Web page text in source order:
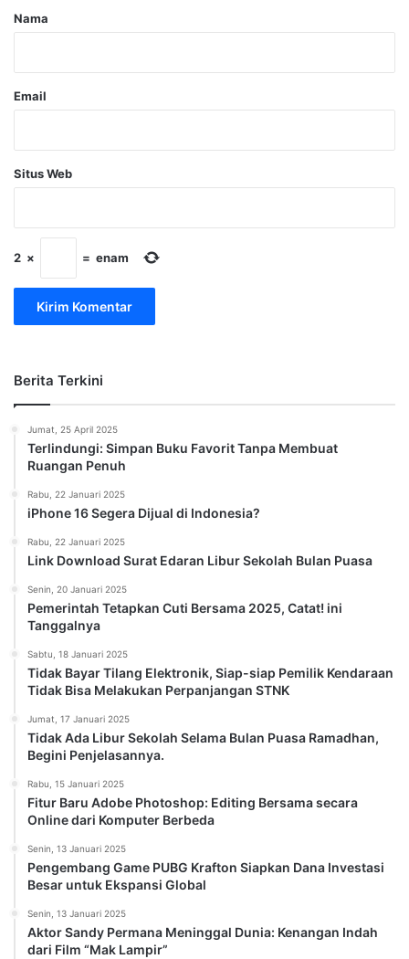
r
Nama
Email
Situs Web
2 × = enam
Berita Terkini
Jumat, 25 April 2025
Terlindungi: Simpan Buku Favorit Tanpa Membuat
Ruangan Penuh
Rabu, 22 Januari 2025
iPhone 16 Segera Dijual di Indonesia?
Rabu, 22 Januari 2025
Link Download Surat Edaran Libur Sekolah Bulan Puasa
Senin, 20 Januari 2025
Pemerintah Tetapkan Cuti Bersama 2025, Catat! ini
Tanggalnya
Sabtu, 18 Januari 2025
Tidak Bayar Tilang Elektronik, Siap-siap Pemilik Kendaraan
Tidak Bisa Melakukan Perpanjangan STNK
Jumat, 17 Januari 2025
Tidak Ada Libur Sekolah Selama Bulan Puasa Ramadhan,
Begini Penjelasannya.
Rabu, 15 Januari 2025
Fitur Baru Adobe Photoshop: Editing Bersama secara
Online dari Komputer Berbeda
Senin, 13 Januari 2025
Pengembang Game PUBG Krafton Siapkan Dana Investasi
Besar untuk Ekspansi Global
Senin, 13 Januari 2025
Aktor Sandy Permana Meninggal Dunia: Kenangan Indah
dari Film “Mak Lampir”